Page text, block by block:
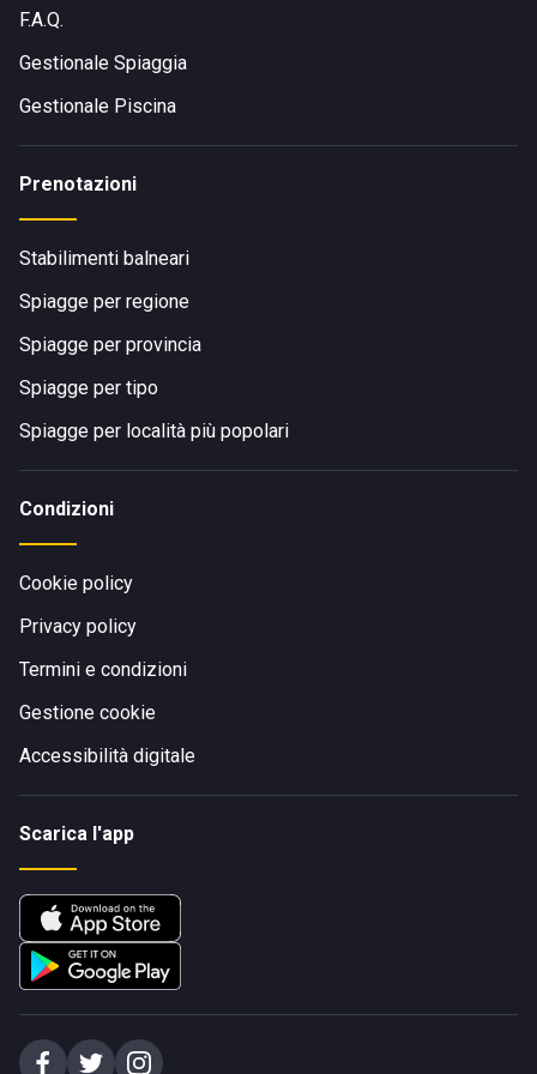
F.A.Q.
Gestionale Spiaggia
Gestionale Piscina
Prenotazioni
Stabilimenti balneari
Spiagge per regione
Spiagge per provincia
Spiagge per tipo
Spiagge per località più popolari
Condizioni
Cookie policy
Privacy policy
Termini e condizioni
Gestione cookie
Accessibilità digitale
Scarica l'app